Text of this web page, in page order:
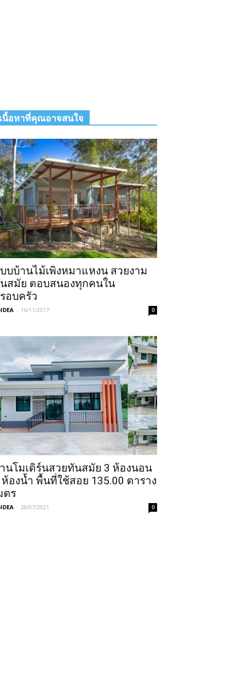
เนื้อหาที่คุณอาจสนใจ
บบ้านไม้เพิงหมาแหงน สวยงาม
สมัย ตอบสนองทุกคนใน
อบครัว
- 16/11/2017 0
นโมเดิร์นสวยทันสมัย 3 ห้องนอน
ห้องน้ำ พื้นที่ใช้สอย 135.00 ตาราง
ตร
- 28/07/2021 0